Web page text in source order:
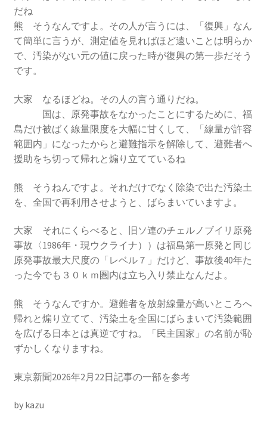
2019.3.10 第8回 原発ゼロへのカウントダウンinかわ
さき 集会
2023.3.12 第12回原発ゼロへのカウントダウンinかわ
2023.6.25（日）映画「原発をとめた裁判長 そして
原発をとめる農家たち」上映会を開催
講演会開催
き集会
2024.10.13 映画「決断」上映と講演会を開催
き集会開催
2026.3.15 第１５回原発ゼロへのカウントダウンinか
わさき集会開催
だね
熊 そうなんですよ。その人が言うには、「復興」なん
て簡単に言うが、測定値を見ればほど遠いことは明らか
で、汚染がない元の値に戻った時が復興の第一歩だそう
です。
大家 なるほどね。その人の言う通りだね。
国は、原発事故をなかったことにするために、福
島だけ被ばく線量限度を大幅に甘くして、「線量が許容
範囲内」になったからと避難指示を解除して、避難者へ
援助をち切って帰れと煽り立てているね
熊 そうねんですよ。それだけでなく除染で出た汚染土
を、全国で再利用させようと、ばらまいていますよ。
大家 それにくらべると、旧ソ連のチェルノブイリ原発
事故〈1986年・現ウクライナ））は福島第一原発と同じ
原発事故最大尺度の「レベル７」だけど、事故後40年た
った今でも３０ｋｍ圏内は立ち入り禁止なんだよ。
熊 そうなんですか。避難者を放射線量が高いところへ
帰れと煽り立てて、汚染土を全国にばらまいて汚染範囲
を広げる日本とは真逆ですね。「民主国家」の名前が恥
ずかしくなりますね。
東京新聞2026年2月22日記事の一部を参考
by kazu